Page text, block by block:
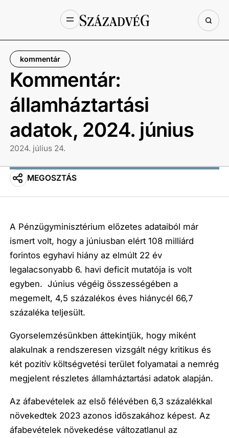
kommentár
Kommentár:
államháztartási
adatok, 2024. június
2024. július 24.
MEGOSZTÁS
A Pénzügyminisztérium előzetes adataiból már
ismert volt, hogy a júniusban elért 108 milliárd
forintos egyhavi hiány az elmúlt 22 év
legalacsonyabb 6. havi deficit mutatója is volt
egyben. Június végéig összességében a
megemelt, 4,5 százalékos éves hiánycél 66,7
százaléka teljesült.
Gyorselemzésünkben áttekintjük, hogy miként
alakulnak a rendszeresen vizsgált négy kritikus és
két pozitív költségvetési terület folyamatai a nemrég
megjelent részletes államháztartási adatok alapján.
Az áfabevételek az első félévében 6,3 százalékkal
növekedtek 2023 azonos időszakához képest. Az
áfabevételek növekedése változatlanul az